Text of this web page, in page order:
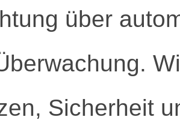
über
Sicherheit